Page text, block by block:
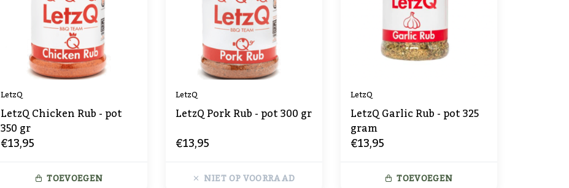
LetzQ
LetzQ Chicken Rub - pot
350 gr
€13,95
TOEVOEGEN
LetzQ
LetzQ Pork Rub - pot 300 gr
€13,95
NIET OP VOORRAAD
LetzQ
LetzQ Garlic Rub - pot 325
gram
€13,95
TOEVOEGEN